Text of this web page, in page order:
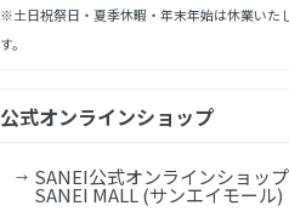
※土日祝祭日・夏季休暇・年末年始は休業いた
す。
公式オンラインショップ
SANEI公式オンラインショップ
SANEI MALL (サンエイモール)